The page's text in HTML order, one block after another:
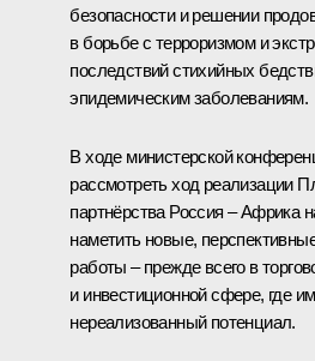
безопасности и решении
в борьбе с терроризмом и
последствий стихийных
эпидемическим заболеваниям.
В ходе министерской
рассмотреть ход реализации
партнёрства Россия – Африка
наметить новые,
работы – прежде всего в
и инвестиционной сфере, где
нереализованный потенциал.